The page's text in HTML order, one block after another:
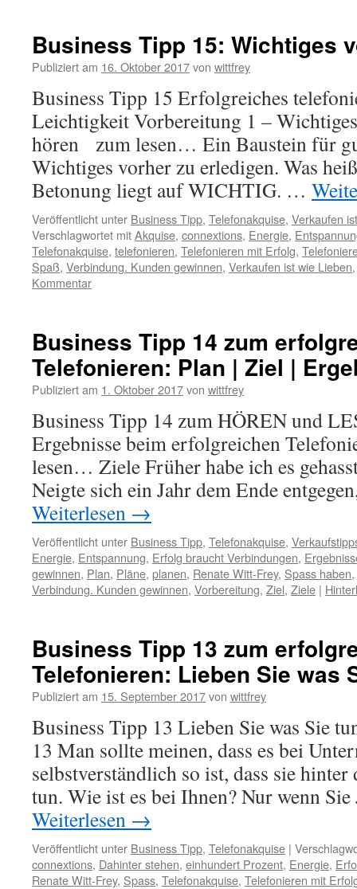
Business Tipp 15: Wichtiges
Publiziert am 16. Oktober 2017von wittfrey
Business Tipp 15 Erfolgreiches
Leichtigkeit Vorbereitung 1 –
hören zum lesen… Ein Baustein für
Wichtiges vorher zu erledigen. Was
Betonung liegt auf WICHTIG. …
Veröffentlicht unter Business Tipp, Telefonakquise, Verkaufen
Verschlagwortet mitAkquise, connextions, Energie,
Telefonakquise, telefonieren, Telefonieren mit Erfolg,
Spaß, Verbindung. Kunden gewinnen, Verkaufen ist wie Lieben
Kommentar
Business Tipp 14 zum
Telefonieren: Plan | Ziel |
Publiziert am 1. Oktober 2017von wittfrey
Business Tipp 14 zum HÖREN und
Ergebnisse beim erfolgreichen
lesen… Ziele Früher habe ich es
Neigte sich ein Jahr dem Ende
Weiterlesen →
Veröffentlicht unter Business Tipp, Telefonakquise,
Energie, Entspannung, Erfolg braucht Verbindungen,
gewinnen, Plan, Pläne, planen, Renate Witt-Frey, Spass haben,
Verbindung. Kunden gewinnen, Vorbereitung, Ziel, Ziele |
Business Tipp 13 zum
Telefonieren: Lieben Sie was
Publiziert am 15. September 2017von wittfrey
Business Tipp 13 Lieben Sie was Sie
13 Man sollte meinen, dass es bei
selbstverständlich so ist, dass sie hinter
tun. Wie ist es bei Ihnen? Nur wenn
Weiterlesen →
Veröffentlicht unter Business Tipp, Telefonakquise |
connextions, Dahinter stehen, einhundert Prozent, Energie,
Renate Witt-Frey, Spass, Telefonakquise, Telefonieren mit